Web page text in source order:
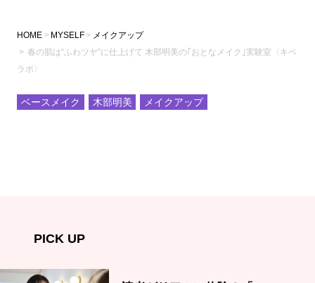
HOME MYSELF
メイクアップ
春の肌は“ふわツヤ”に仕上げて 木部明美の｢おとなメイク｣実験室〈キベ
ラボ〉
ベースメイク 木部明美 メイクアップ
PICK UP